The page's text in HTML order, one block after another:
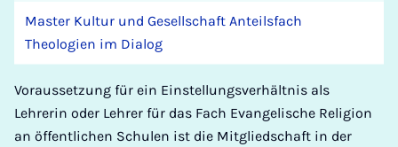
Master Kultur und Gesellschaft Anteilsfach
Theologien im Dialog
Voraussetzung für ein Einstellungsverhältnis als
Lehrerin oder Lehrer für das Fach Evangelische Religion
an öffentlichen Schulen ist die Mitgliedschaft in der